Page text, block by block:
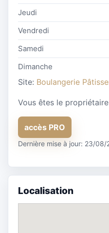
Jeudi
Vendredi
Samedi
Dimanche
Site: Boulangerie
Vous êtes le
accès PRO
Dernière mise à jour: 23/08/
Localisation